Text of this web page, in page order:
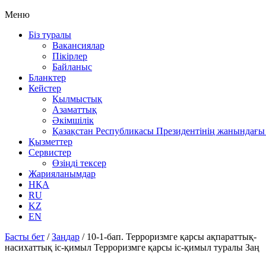
Меню
Біз туралы
Вакансиялар
Пікірлер
Байланыс
Бланктер
Кейстер
Қылмыстық
Азаматтық
Әкімшілік
Қазақстан Республикасы Президентінің
Қызметтер
Сервистер
Өзіңді тексер
Жарияланымдар
НҚА
RU
KZ
EN
Басты бет /Заңдар / 10-1-бап. Терроризмге қарсы ақпараттық-
насихаттық іс-қимыл Терроризмге қарсы іс-қимыл туралы Заң